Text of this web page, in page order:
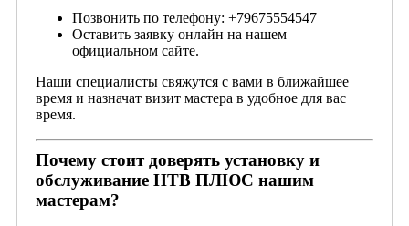
Позвонить по телефону: +79675554547
Оставить заявку онлайн на нашем
официальном сайте.
Наши специалисты свяжутся с вами в ближайшее
время и назначат визит мастера в удобное для вас
время.
Почему стоит доверять установку и
обслуживание НТВ ПЛЮС нашим
мастерам?